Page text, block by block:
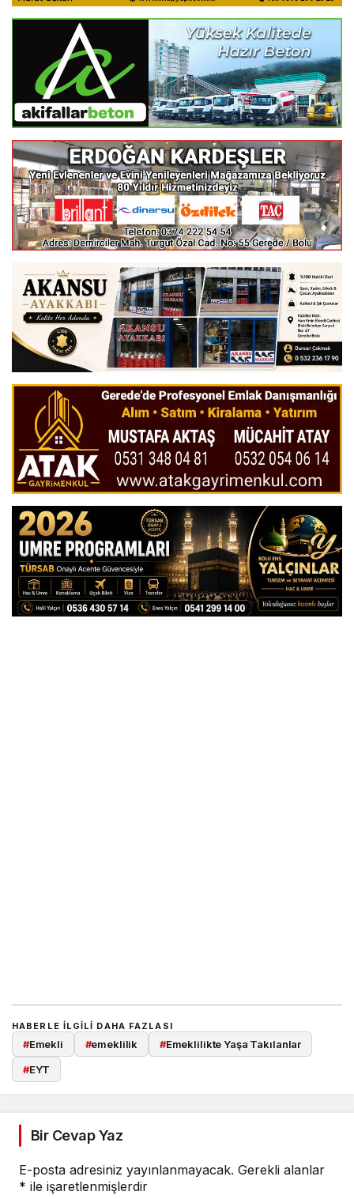
HABERLE ILGILI DAHA FAZLASI
#Emekli #emeklilik #Emeklilikte Yaşa Takılanlar
#EYT
Bir Cevap Yaz
E-posta adresiniz yayınlanmayacak. Gerekli alanlar
* ile işaretlenmişlerdir